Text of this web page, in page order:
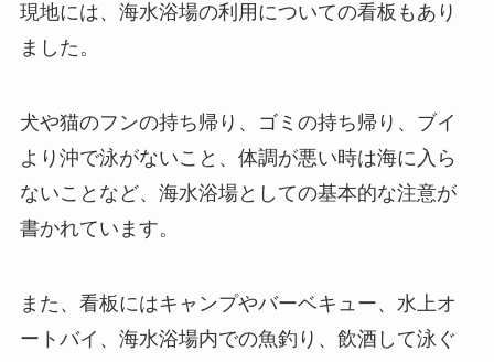
現地には、海水浴場の利用についての看板もあり
ました。
犬や猫のフンの持ち帰り、ゴミの持ち帰り、ブイ
より沖で泳がないこと、体調が悪い時は海に入ら
ないことなど、海水浴場としての基本的な注意が
書かれています。
また、看板にはキャンプやバーベキュー、水上オ
ートバイ、海水浴場内での魚釣り、飲酒して泳ぐ